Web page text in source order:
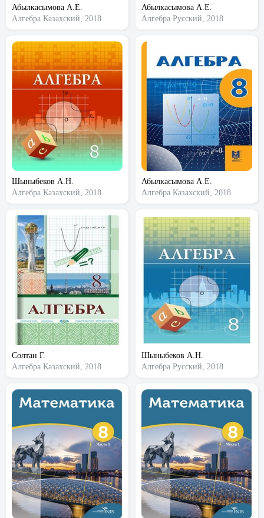
Абылкасымова А.Е.
Алгебра Казахский, 2018
Абылкасымова А.Е.
Алгебра Русский, 2018
Шыныбеков А.Н.
Алгебра Казахский, 2018
Абылкасымова А.Е.
Алгебра Казахский, 2018
Солтан Г.
Алгебра Казахский, 2018
Шыныбеков А.Н.
Алгебра Русский, 2018